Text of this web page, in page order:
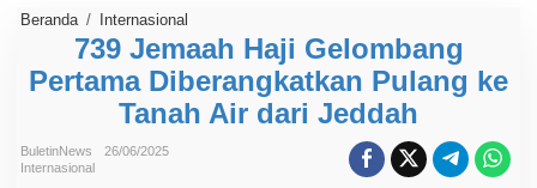
Beranda / Internasional
9
J
e
m
a
739 Jemaah Haji Gelombang
Pertama Diberangkatkan Pulang ke
Tanah Air dari Jeddah
BuletinNews
26/06/2025
Internasional